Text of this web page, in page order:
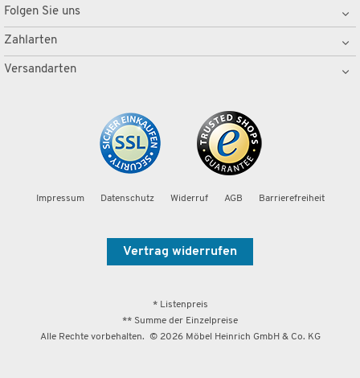
Folgen Sie uns
Zahlarten
Versandarten
Impressum Datenschutz Widerruf AGB Barrierefreiheit
Vertrag widerrufen
* Listenpreis
** Summe der Einzelpreise
Alle Rechte vorbehalten. © 2026Möbel Heinrich GmbH & Co. KG